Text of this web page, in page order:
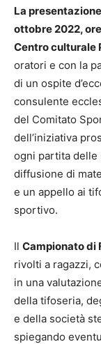
La
ottobre 2022,
Centro culturale
oratori e con la
di un ospite
consulente
del Comitato
dell’iniziativa
ogni partita delle
diffusione di
e un appello ai
sportivo.
Il Campionato di
rivolti a ragazzi,
in una
della tifoseria,
e della società
spiegando